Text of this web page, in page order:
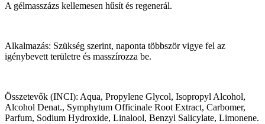
A gélmasszázs kellemesen hűsít és regenerál.
Alkalmazás: Szükség szerint, naponta többször vigye fel az
igénybevett területre és masszírozza be.
Összetevők (INCI): Aqua, Propylene Glycol, Isopropyl Alcohol,
Alcohol Denat., Symphytum Officinale Root Extract, Carbomer,
Parfum, Sodium Hydroxide, Linalool, Benzyl Salicylate, Limonene.